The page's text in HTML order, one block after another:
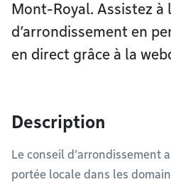
Mont-Royal. Assistez à
d’arrondissement en
en direct grâce à la
Description
Le conseil d’arrondissement
portée locale dans les